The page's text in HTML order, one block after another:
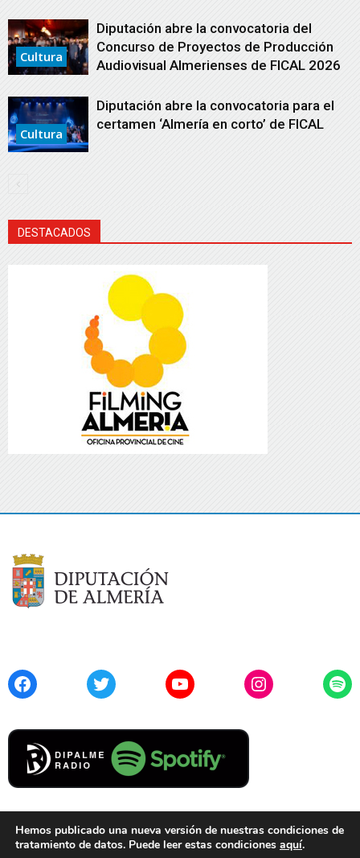
Cultura
Diputación abre la convocatoria del
Concurso de Proyectos de Producción
Audiovisual Almerienses de FICAL 2026
Cultura
Diputación abre la convocatoria para el
certamen ‘Almería en corto’ de FICAL
DESTACADOS
FacebookTwitter YouTubeInstagram
Cookies
Hemos publicado una nueva versión de nuestras condiciones de
tratamiento de datos. Puede leer estas condiciones aquí.